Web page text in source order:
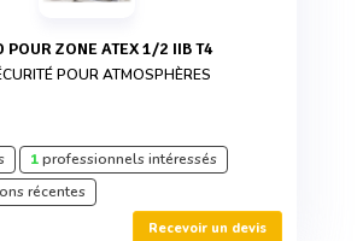
POUR ZONE ATEX 1/2 IIB T4
POUR ATMOSPHÈRES
1professionnels intéressés
récentes
Recevoir un devis